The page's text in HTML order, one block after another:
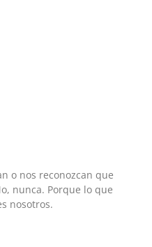
o nos reconozcan que
nunca. Porque lo que
nosotros.